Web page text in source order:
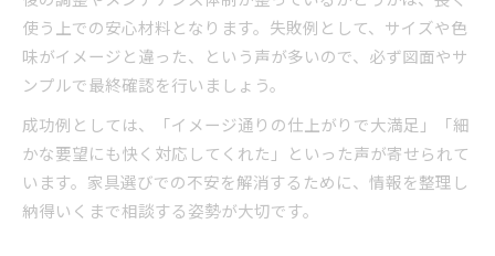
使う上での安心材料となります。失敗例として、サイズや色
味がイメージと違った、という声が多いので、必ず図面やサ
ンプルで最終確認を行いましょう。
成功例としては、「イメージ通りの仕上がりで大満足」「細
かな要望にも快く対応してくれた」といった声が寄せられて
います。家具選びでの不安を解消するために、情報を整理し
納得いくまで相談する姿勢が大切です。